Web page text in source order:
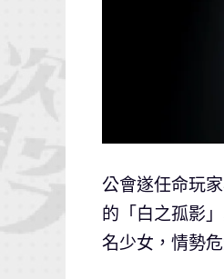
公會遂任命玩
的「白之孤影
名少女，情勢